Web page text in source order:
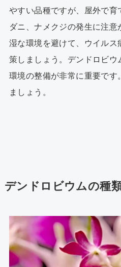
やすい品種ですが、屋外で育
ダニ、ナメクジの発生に注
湿な環境を避けて、ウイル
策しましょう。デンドロビウ
環境の整備が非常に重要で
ましょう。
デンドロビウムの種